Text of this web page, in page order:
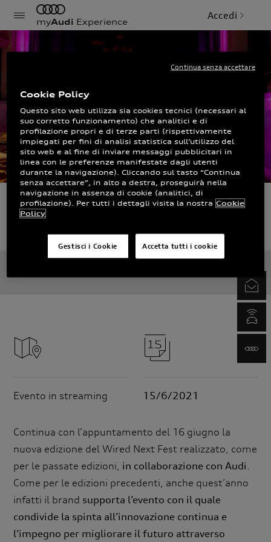
myAudi Experience
Accedi
Next Gen
Wired Next Fest - Next
Evento in streaming 15/6/2021
Continua con l’appuntamento del 16 giugno la
nuova edizione del Wired Next Fest realizzato, come
per le passate edizioni, in collaborazione con Audi.
Come per le edizioni precedenti, anche quest’anno
infatti il brand supporta l’evento con il quale
condivide la spinta all’innovazione continua e
l’impegno per migliorare il futuro attraverso
Cookie Policy
Questo sito web utilizza sia cookies tecnici (necessari al
suo corretto funzionamento) che analitici e di
profilazione propri e di terze parti (rispettivamente
impiegati per fini di analisi statistica sull’utilizzo del
sito web e al fine di inviare messaggi pubblicitari in
linea con le preferenze manifestate dagli utenti
durante la navigazione). Cliccando sul tasto “Continua
senza accettare”, in alto a destra, proseguirà nella
navigazione in assenza di cookie (analitici, di
profilazione). Per tutti i dettagli visita la nostra Cookie
Policy
Accetta tutti i cookie
Gestisci i Cookie
Continua senza accettare